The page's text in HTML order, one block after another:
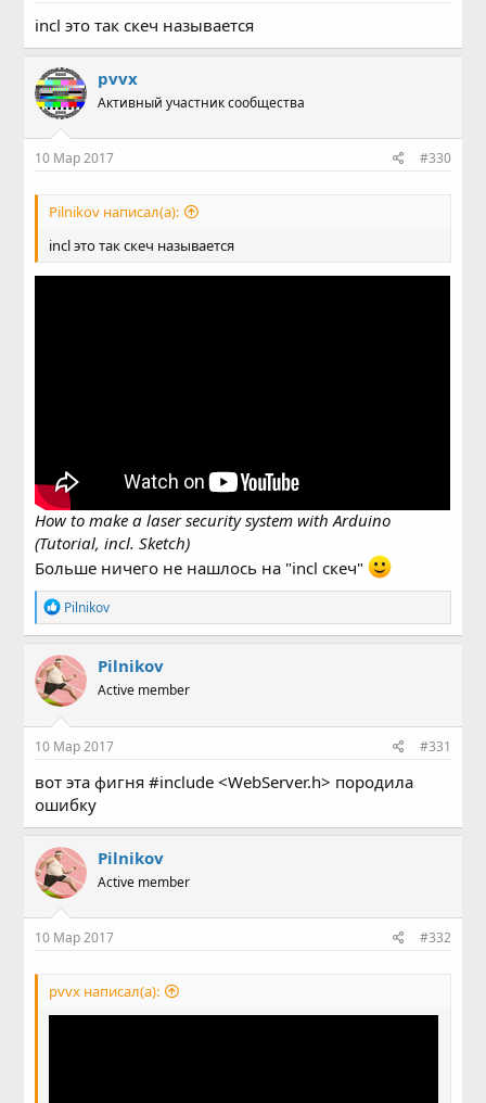
incl это так скеч называется
pvvx
Активный участник сообщества
10 Мар 2017 #330
Pilnikov написал(а):
incl это так скеч называется
How to make a laser security system with Arduino
(Tutorial, incl. Sketch)
Больше ничего не нашлось на "incl скеч"
Р
е
а
к
ц
и
и
:
Pilnikov
Pilnikov
Active member
10 Мар 2017 #331
вот эта фигня #include <WebServer.h> породила
ошибку
Pilnikov
Active member
10 Мар 2017 #332
pvvx написал(а):